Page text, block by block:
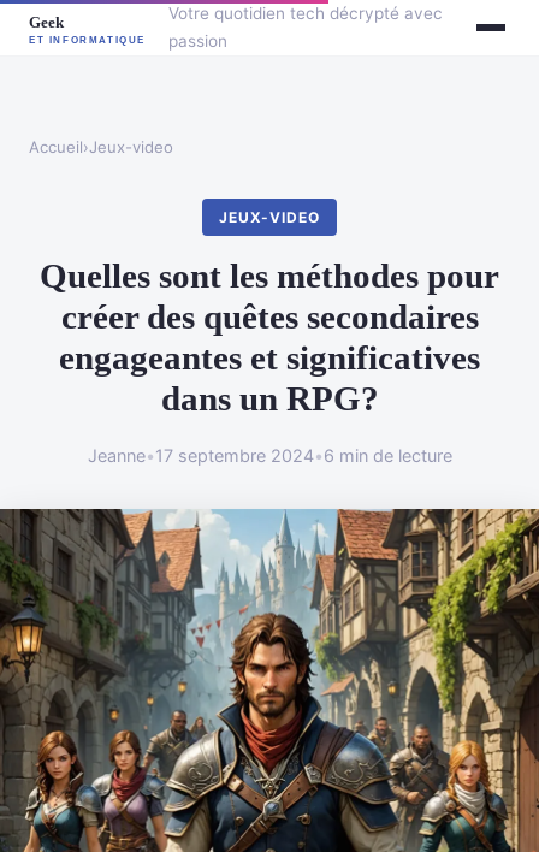
Votre quotidien tech décrypté avec
passion
Accueil›Jeux-video
JEUX-VIDEO
Quelles sont les méthodes pour
créer des quêtes secondaires
engageantes et significatives
dans un RPG?
Jeanne•17 septembre 2024•6 min de lecture